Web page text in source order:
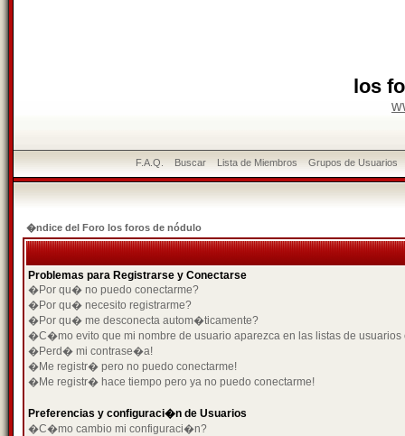
los
F.A.Q. Buscar Lista de Miembros Grupos de Usuarios
�ndice del Foro los foros de nódulo
Problemas para Registrarse y Conectarse
�Por qu� no puedo conectarme?
�Por qu� necesito registrarme?
�Por qu� me desconecta autom�ticamente?
�C�mo evito que mi nombre de usuario aparezca en las listas de usuarios
�Perd� mi contrase�a!
�Me registr� pero no puedo conectarme!
�Me registr� hace tiempo pero ya no puedo conectarme!
Preferencias y configuraci�n de Usuarios
�C�mo cambio mi configuraci�n?